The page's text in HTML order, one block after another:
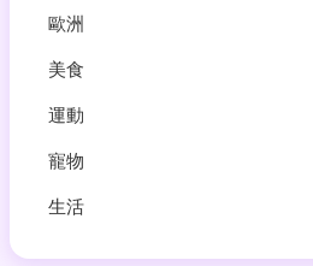
歐洲
美食
運動
寵物
生活